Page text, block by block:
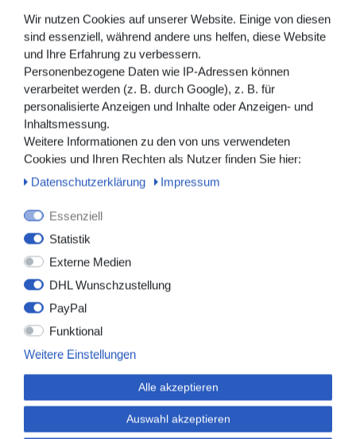
09282_1
Urinflasche für Männer
2,69 € *
*inkl. ges. MwSt.
Wir nutzen Cookies auf unserer Website. Einige von diesen
sind essenziell, während andere uns helfen, diese Website
und Ihre Erfahrung zu verbessern.
Personenbezogene Daten wie IP-Adressen können
verarbeitet werden (z. B. durch Google), z. B. für
personalisierte Anzeigen und Inhalte oder Anzeigen- und
Inhaltsmessung.
Weitere Informationen zu den von uns verwendeten
Cookies und Ihren Rechten als Nutzer finden Sie hier:
Daten­schutz­erklärung
Impressum
Essenziell
Statistik
Externe Medien
DHL Wunschzustellung
PayPal
Funktional
Weitere Einstellungen
Alle akzeptieren
Auswahl akzeptieren